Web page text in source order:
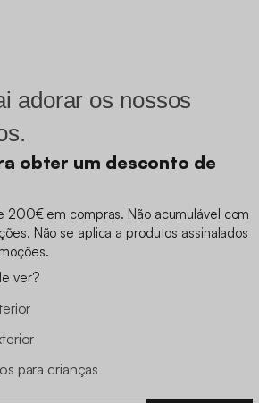
adorar os nossos
obter um desconto de
200€ em compras. Não acumulável com
Não se aplica a produtos assinalados
ver?
para crianças